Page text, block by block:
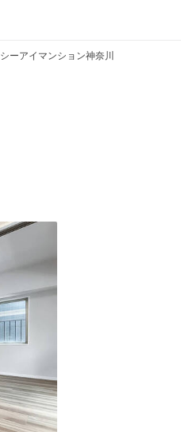
シーアイマンション神奈川